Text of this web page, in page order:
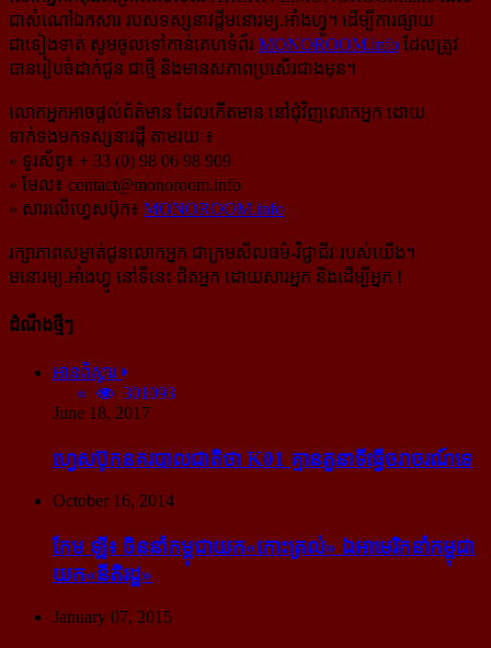
ជាសំណៅឯកសារ របស់ទស្សនាវដ្ដីមនោរម្យ.អាំងហ្វូ។ ដើម្បីការផ្សាយ
ជាទៀងទាត់ សូមចូលទៅកាន់​គេហទំព័រ MONOROOM.info ដែលត្រូវ
បានរៀបចំដាក់ជូន ជាថ្មី និងមានសភាពប្រសើរជាងមុន។
លោកអ្នកអាចផ្ដល់ព័ត៌មាន ដែលកើតមាន នៅជុំវិញលោកអ្នក ដោយ
ទាក់ទងមកទស្សនាវដ្ដី តាមរយៈ៖
» ទូរស័ព្ទ៖ + 33 (0) 98 06 98 909
» មែល៖ contact@monoroom.info
» សារលើហ្វេសប៊ុក៖ MONOROOM.info
រក្សាភាពសម្ងាត់ជូនលោកអ្នក ជាក្រមសីលធម៌-​វិជ្ជាជីវៈ​របស់យើង។
មនោរម្យ.អាំងហ្វូ នៅទីនេះ ជិតអ្នក ដោយសារអ្នក និងដើម្បីអ្នក !
ដំណឹងថ្មីៗ
អានពិស្ដារ
301093
June 18, 2017
ហ្វេសប៊ុក​នគរបាល​ជាតិ​ថា K01 គ្មាន​តួនាទី​ធ្វើ​ចរាចរណ៍​ទេ
October 16, 2014
កែម ឡី៖ ចិន​នាំ​កម្ពុជា​យក​«កោះ​ត្រល់» ឯ​អាមេរិក​នាំ​កម្ពុជា​
យក​«នីតិរដ្ឋ»
January 07, 2015